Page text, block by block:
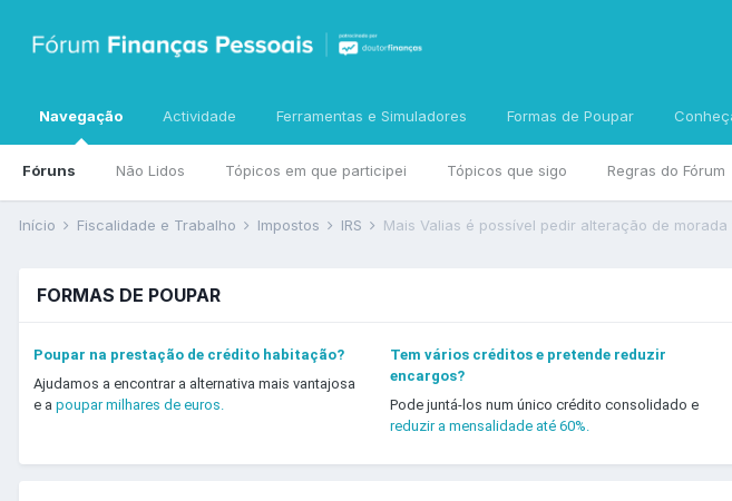
Navegação
Fóruns Não Lidos Tópicos em que participei Tópicos que sigo Regras do Fórum
Actividade Ferramentas e Simuladores Formas de Poupar
Início Fiscalidade e Trabalho Impostos IRS
FORMAS DE POUPAR
Poupar na prestação de crédito habitação?
Ajudamos a encontrar a alternativa mais vantajosa
e a poupar milhares de euros.
Tem vários créditos e pretende reduzir
encargos?
Pode juntá-los num único crédito consolidado e
reduzir a mensalidade até 60%.